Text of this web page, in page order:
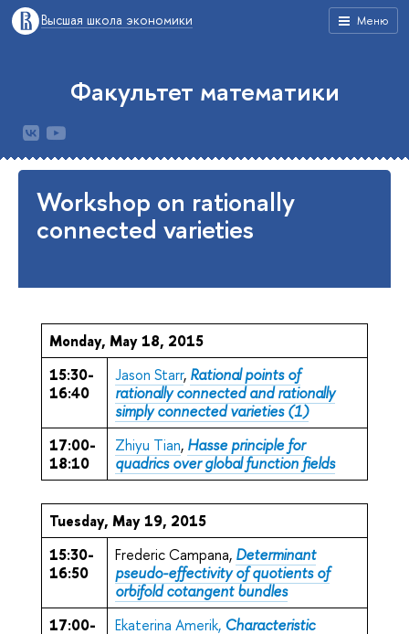
Меню
Высшая школа экономики
Факультет математики
Workshop on rationally
connected varieties
Monday, May 18, 2015
15:30-
16:40
Jason Starr, Rational points of
rationally connected and rationally
simply connected varieties (1)
17:00-
18:10
Zhiyu Tian, Hasse principle for
quadrics over global function fields
Tuesday, May 19, 2015
15:30-
16:50
Frederic Campana, Determinant
pseudo-effectivity of quotients of
orbifold cotangent bundles
17:00-
Ekaterina Amerik, Characteristic